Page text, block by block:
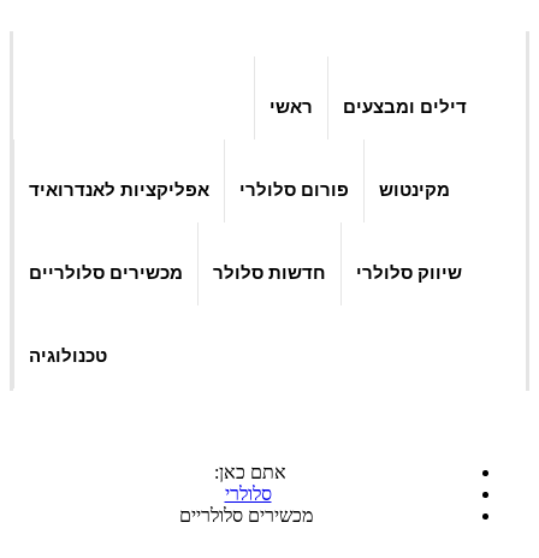
ראשי דילים ומבצעים
אפליקציות לאנדרואיד פורום סלולרי מקינטוש
מכשירים סלולריים חדשות סלולר שיווק סלולרי
טכנולוגיה
אתם כאן:
סלולרי
מכשירים סלולריים